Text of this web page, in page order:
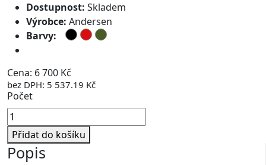
Dostupnost: Skladem
Výrobce: Andersen
Barvy:
Cena: 6 700 Kč
bez DPH: 5 537.19 Kč
Počet
Přidat do košíku
Popis